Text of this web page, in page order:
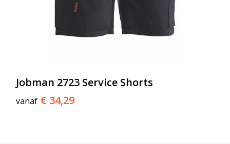
Jobman 2723 Service Shorts
vanaf € 34,29